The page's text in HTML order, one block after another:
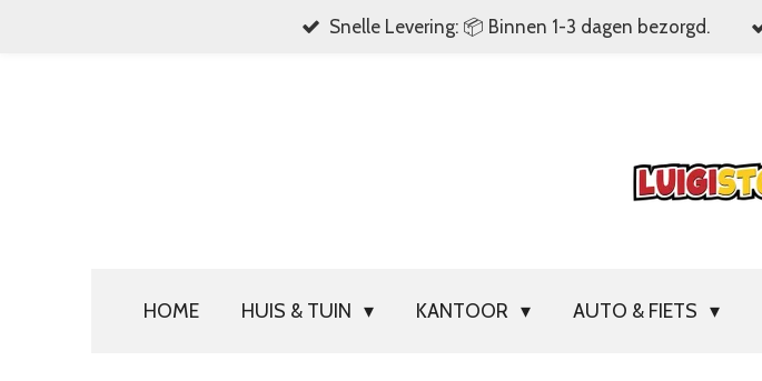
Snelle Levering: 📦 Binnen 1-3 dagen bezorgd.
HOME HUIS & TUIN KANTOOR AUTO & FIETS